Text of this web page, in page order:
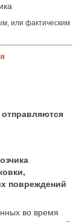
или фактическим
повреждений
во время